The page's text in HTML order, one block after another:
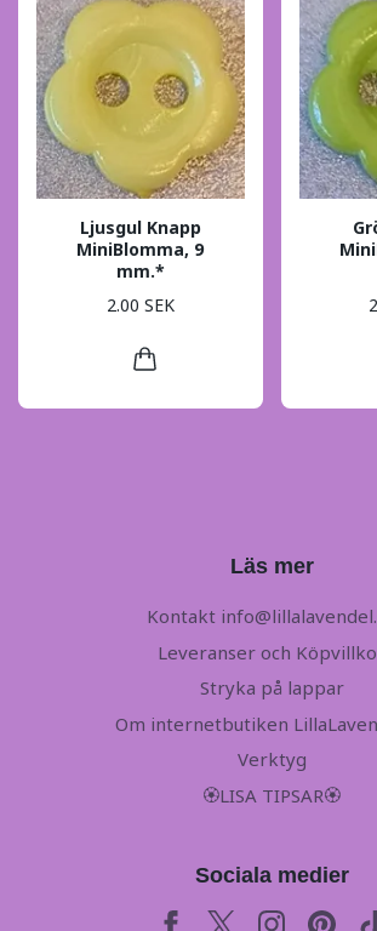
Ljusgul Knapp
MiniBlomma, 9
mm.*
2.00 SEK
Läs mer
Kontakt
Leveranser och
Stryka på lappar
Om internetbutiken
Verktyg
🏵LISA TIPSAR🏵
Sociala medier